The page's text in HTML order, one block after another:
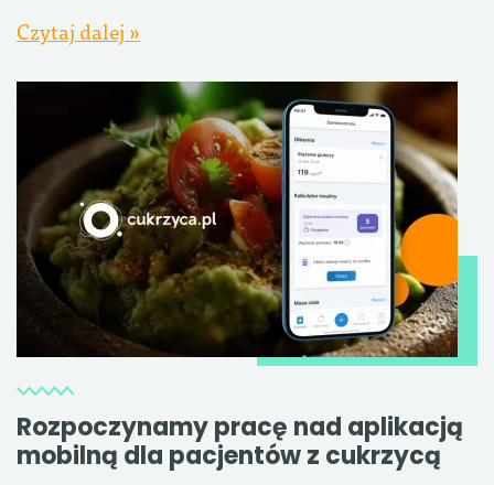
Czytaj dalej »
Rozpoczynamy pracę nad aplikacją
mobilną dla pacjentów z cukrzycą